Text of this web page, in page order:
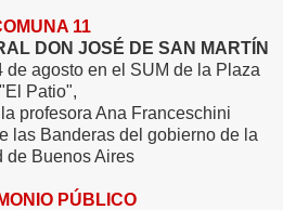
11
DON JOSÉ DE SAN MARTÍN
de agosto en el SUM de la Plaza
"El Patio",
profesora Ana Franceschini
las Banderas del gobierno de la
de Buenos Aires
PÚBLICO